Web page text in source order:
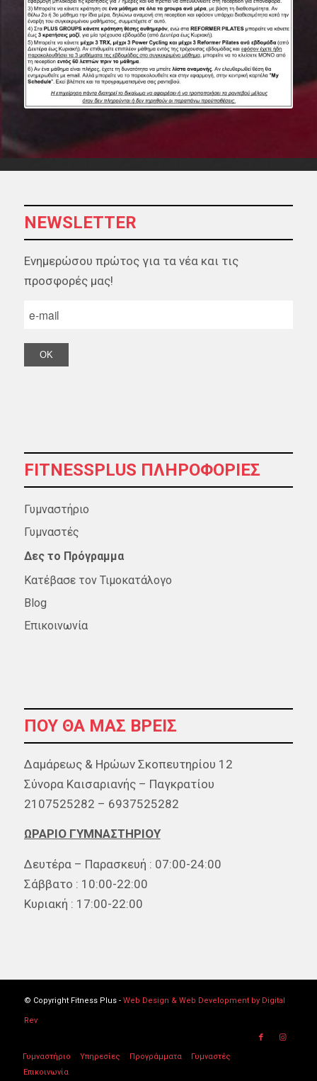
NEWSLETTER
Ενημερώσου πρώτος για τα νέα και τις
προσφορές μας!
FITNESSPLUS ΠΛΗΡΟΦΟΡΊΕΣ
Γυμναστήριο
Γυμναστές
Δες το Πρόγραμμα
Κατέβασε τον Τιμοκατάλογο
Blog
Επικοινωνία
ΠΟΥ ΘΑ ΜΑΣ ΒΡΕΊΣ
Δαμάρεως & Ηρώων Σκοπευτηρίου 12
Σύνορα Καισαριανής – Παγκρατίου
2107525282 – 6937525282
ΩΡΑΡΙΟ ΓΥΜΝΑΣΤΗΡΙΟΥ
Δευτέρα – Παρασκευή : 07:00-24:00
Σάββατο : 10:00-22:00
Κυριακή : 17:00-22:00
© Copyright Fitness Plus -Web Design & Web Development by Digital
Rev
Γυμναστήριο Υπηρεσίες Προγράμματα
Γυμναστές
Επικοινωνία